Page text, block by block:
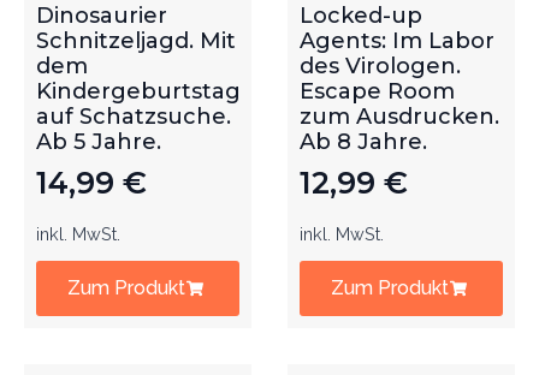
Dinosaurier
Schnitzeljagd. Mit
dem
Kindergeburtstag
auf Schatzsuche.
Ab 5 Jahre.
14,99 €
inkl. MwSt.
Zum Produkt
Locked-up
Agents: Im Labor
des Virologen.
Escape Room
zum Ausdrucken.
Ab 8 Jahre.
12,99 €
inkl. MwSt.
Zum Produkt